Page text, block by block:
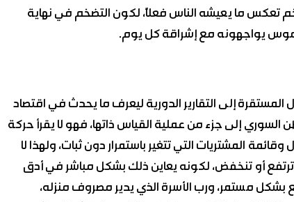
تعكس ما يعيشه الناس فعلاً، لكون التضخم في نهاية
يواجهونه مع إشراقة كل يوم.
إلى التقارير الدورية ليعرف ما يحدث في اقتصاد
السوري إلى جزء من عملية القياس ذاتها، فهو لا يقرأ حركة
المشتريات التي تتغير باستمرار دون ثبات، ولهذا لا
ترتفع أو تنخفض، لكونه يعاين ذلك بشكل مباشر في أدق
بشكل مستمر، ورب الأسرة الذي يدير مصروف منزله،